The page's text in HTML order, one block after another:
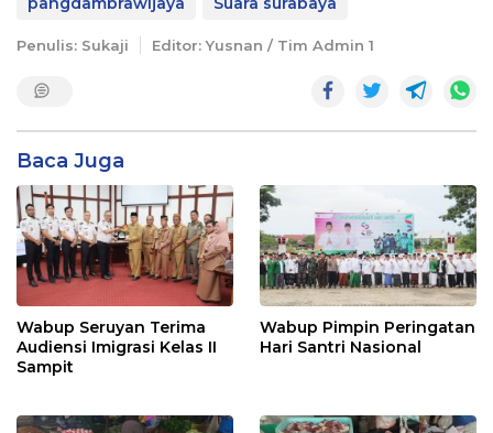
Penulis: Sukaji Editor: Yusnan / Tim Admin 1
Baca Juga
Wabup Seruyan Terima
Audiensi Imigrasi Kelas II
Sampit
Wabup Pimpin Peringatan
Hari Santri Nasional